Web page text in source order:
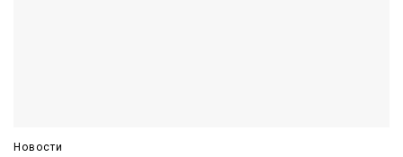
Новости